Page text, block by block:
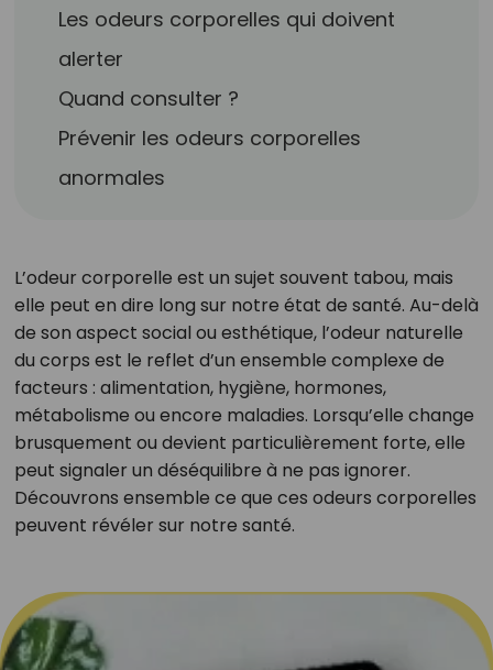
Les odeurs corporelles qui doivent
alerter
Quand consulter ?
Prévenir les odeurs corporelles
anormales
L’odeur corporelle est un sujet souvent tabou, mais
elle peut en dire long sur notre état de santé. Au-delà
de son aspect social ou esthétique, l’odeur naturelle
du corps est le reflet d’un ensemble complexe de
facteurs : alimentation, hygiène, hormones,
métabolisme ou encore maladies. Lorsqu’elle change
brusquement ou devient particulièrement forte, elle
peut signaler un déséquilibre à ne pas ignorer.
Découvrons ensemble ce que ces odeurs corporelles
peuvent révéler sur notre santé.